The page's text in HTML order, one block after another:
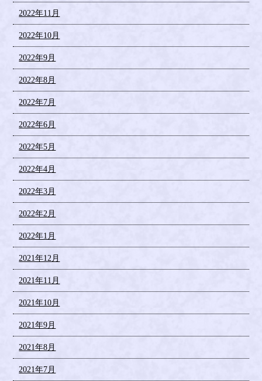
2022年11月
2022年10月
2022年9月
2022年8月
2022年7月
2022年6月
2022年5月
2022年4月
2022年3月
2022年2月
2022年1月
2021年12月
2021年11月
2021年10月
2021年9月
2021年8月
2021年7月